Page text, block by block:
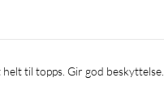
helt til topps. Gir god beskyttelse.